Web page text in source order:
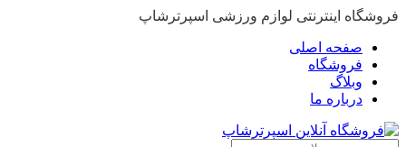
فروشگاه اینترنتی لوازم ورزشی اسپرترشاپ
صفحه اصلی
فروشگاه
وبلاگ
درباره ما